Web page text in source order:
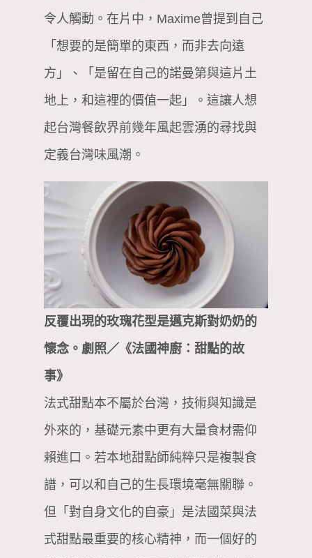
令人觸動。在片中，Maxime曾提到自己
「想要的是簡單的東西，而非去向遠
方」、「是留在自己的諾曼第與這片土
地上，和這裡的價值一起」。這讓人想
起台灣餐飲界前幾年風起雲湧的尋找與
定義台灣味風潮。
反覆出現的玫瑰花型是邁克斯對奶奶的
懷念。劇照／《法國神廚：甜點的故
事》
法式甜點本不屬於台灣，技術與知識是
外來的，基礎元素中更有大量食材需仰
賴進口。若本地甜點師純粹只是複製食
譜，可以和自己的生長環境毫無關聯。
但「對自身文化的自豪」是法國菜與法
式甜點最重要的核心精神，而一個好的